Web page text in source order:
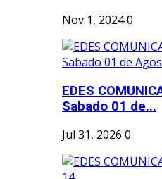
Nov 1, 20240
EDES
Sabado 01 de...
Jul 31, 2026 0